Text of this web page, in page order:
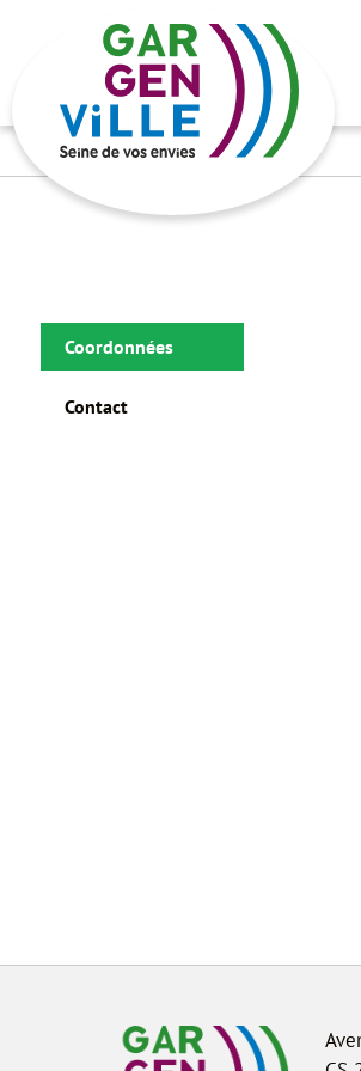
Coordonnées
Contact